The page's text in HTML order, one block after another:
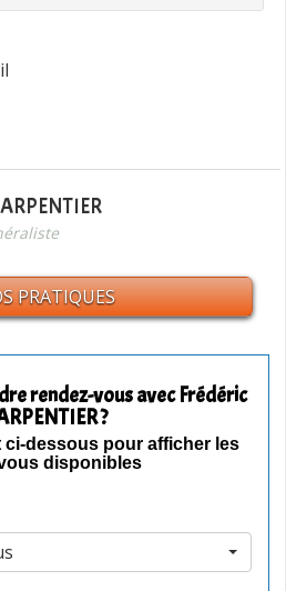
PRATIQUES
rendez-vous avec Frédéric
?
dessous pour afficher les
disponibles